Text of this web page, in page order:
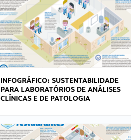
INFOGRÁFICO: SUSTENTABILIDADE
PARA LABORATÓRIOS DE ANÁLISES
CLÍNICAS E DE PATOLOGIA